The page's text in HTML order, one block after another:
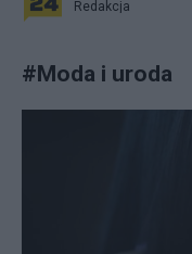
Redakcja
#Moda i uroda